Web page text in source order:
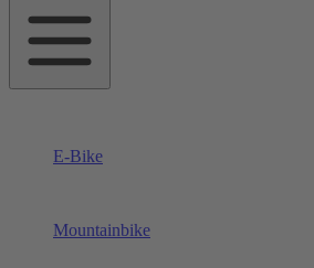
E-Bike
Mountainbike